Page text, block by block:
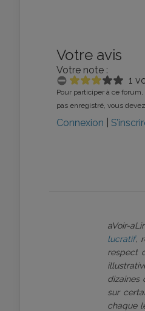
Votre avis
Votre note :
1
Pour participer à ce
pas enregistré, vous
Connexion
aVoir-
lucratif,
respect
dizaines
sur
chaque